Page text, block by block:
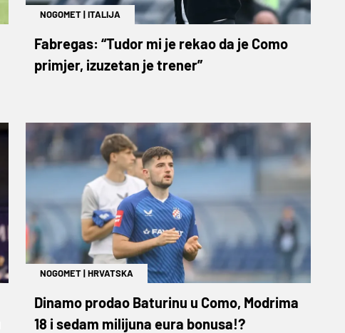
NOGOMET|ITALIJA
Fabregas: “Tudor mi je rekao da je Como
primjer, izuzetan je trener”
NOGOMET|HRVATSKA
Dinamo prodao Baturinu u Como, Modrima
18 i sedam milijuna eura bonusa!?